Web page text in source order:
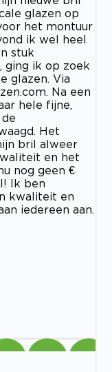
glazen op
het montuur
ik wel heel
stuk
ging ik op zoek
glazen. Via
Na een
hele fijne,
Het
bril alweer
en het
nog geen €
Ik ben
kwaliteit en
iedereen aan.